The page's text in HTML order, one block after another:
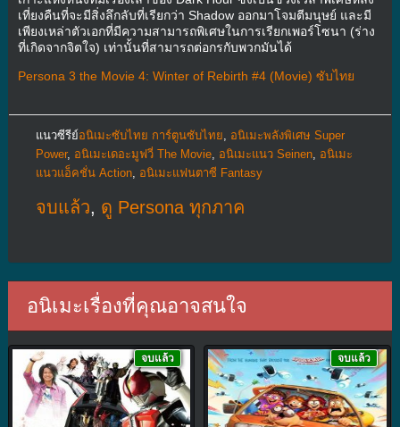
เที่ยงคืนที่จะมีสิ่งลึกลับที่เรียกว่า Shadow ออกมาโจมตีมนุษย์ และมี
เพียงเหล่าตัวเอกที่มีความสามารถพิเศษในการเรียกเพอร์โซนา (ร่าง
ที่เกิดจากจิตใจ) เท่านั้นที่สามารถต่อกรกับพวกมันได้
Persona 3 the Movie 4: Winter of Rebirth #4 (Movie) ซับไทย
แนวซีรีย์อนิเมะซับไทย การ์ตูนซับไทย, อนิเมะพลังพิเศษ Super
Power, อนิเมะเดอะมูฟวี่ The Movie, อนิเมะแนว Seinen, อนิเมะ
แนวแอ็คชั่น Action, อนิเมะแฟนตาซี Fantasy
จบแล้ว, ดู Persona ทุกภาค
อนิเมะเรื่องที่คุณอาจสนใจ
จบแล้ว จบแล้ว